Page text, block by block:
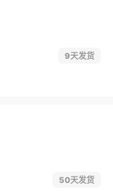
9天发货
50天发货